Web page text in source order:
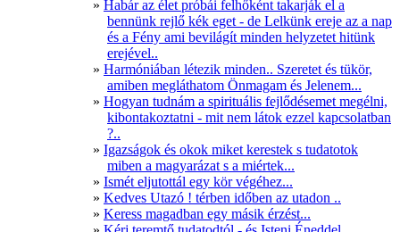
Habár az élet próbái felhőként takarják el a
bennünk rejlő kék eget - de Lelkünk ereje az a nap
és a Fény ami bevilágít minden helyzetet hitünk
erejével..
Harmóniában létezik minden.. Szeretet és tükör,
amiben megláthatom Önmagam és Jelenem...
Hogyan tudnám a spirituális fejlődésemet megélni,
kibontakoztatni - mit nem látok ezzel kapcsolatban
?..
Igazságok és okok miket kerestek s tudatotok
miben a magyarázat s a miértek...
Ismét eljutottál egy kör végéhez...
Kedves Utazó ! térben időben az utadon ..
Keress magadban egy másik érzést...